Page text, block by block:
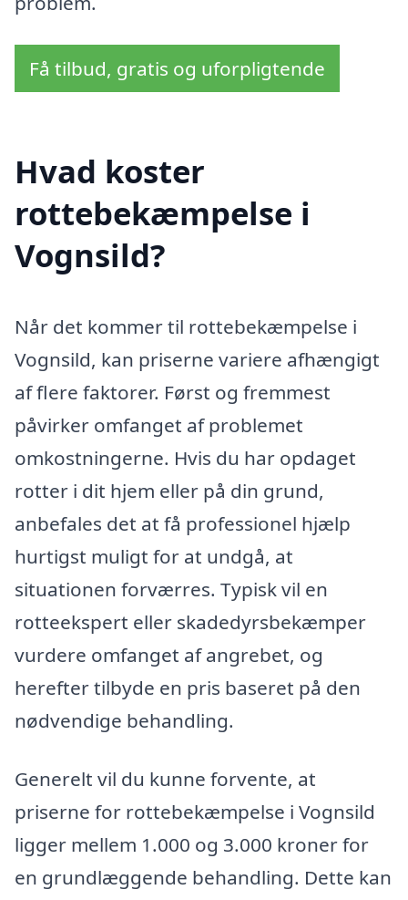
Få tilbud, gratis og uforpligtende
Hvad koster
rottebekæmpelse i
Vognsild?
Når det kommer til rottebekæmpelse i
Vognsild, kan priserne variere afhængigt
af flere faktorer. Først og fremmest
påvirker omfanget af problemet
omkostningerne. Hvis du har opdaget
rotter i dit hjem eller på din grund,
anbefales det at få professionel hjælp
hurtigst muligt for at undgå, at
situationen forværres. Typisk vil en
rotteekspert eller skadedyrsbekæmper
vurdere omfanget af angrebet, og
herefter tilbyde en pris baseret på den
nødvendige behandling.
Generelt vil du kunne forvente, at
priserne for rottebekæmpelse i Vognsild
ligger mellem 1.000 og 3.000 kroner for
en grundlæggende behandling. Dette kan